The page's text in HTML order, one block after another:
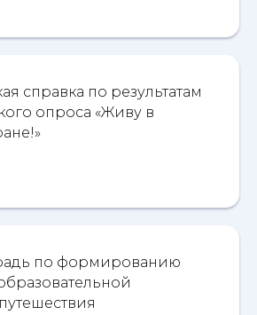
справка по результатам
опроса «Живу в
по формированию